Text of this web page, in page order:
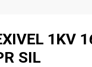
1KV
SIL